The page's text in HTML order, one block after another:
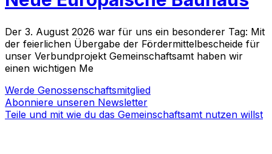
Der 3. August 2026 war für uns ein besonderer Tag: Mit
der feierlichen Übergabe der Fördermittelbescheide für
unser Verbundprojekt Gemeinschaftsamt haben wir
einen wichtigen Me
Werde Genossenschaftsmitglied
Abonniere unseren Newsletter
Teile und mit wie du das Gemeinschaftsamt nutzen willst